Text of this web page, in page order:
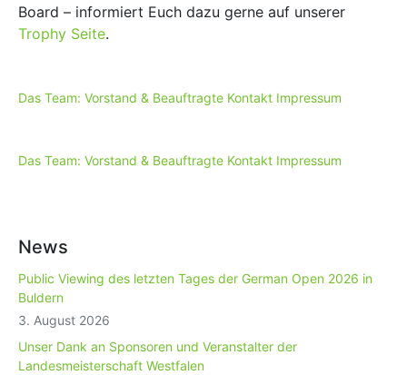
Board – informiert Euch dazu gerne auf unserer
Trophy Seite.
Das Team: Vorstand & Beauftragte Kontakt Impressum
Das Team: Vorstand & Beauftragte Kontakt Impressum
News
Public Viewing des letzten Tages der German Open 2026 in
Buldern
3. August 2026
Unser Dank an Sponsoren und Veranstalter der
Landesmeisterschaft Westfalen